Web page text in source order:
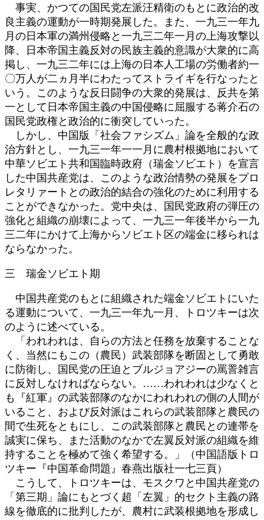
事実、かつての国民党左派汪精衛のもとに政治的改
良主義の運動が一時期発展した。また、一九三一年九
月の日本軍の満州侵略と一九三二年一月の上海攻撃以
降、日本帝国主義反対の民族主義的意識が大衆的に高
掲し、一九三二年には上海の日本人工場の労働者約一
〇万人が二ヵ月半にわたってストライギを行なったと
いう。このような反日闘争の大衆的発展は、反共を第
一として日本帝国主義の中国侵略に屈服する蒋介石の
国民党政権と政治的に衝突していった。
しかし、中国版「社会ファシズム」論を全般的な政
治方針とし、一九三一年一一月に農村根拠地において
中華ソビエト共和国臨時政府（瑞金ソビエト）を宣言
した中国共産党は、このような政治情勢の発展をプロ
レタリァートとの政治的結合の強化のために利用する
ことができなかった。党中央は、国民党政府の弾圧の
強化と組織の崩壊によって、一九三一年後半から一九
三二年にかけて上海からソビエト区の端金に移られは
ならなかった。
三 瑞金ソビエト期
中国共産党のもとに組織された端金ソビエトにいた
る運動について、一九三一年九一月、トロツキーは次
のように述べている。
「われわれは、自らの方法と任務を放棄することな
く、当然にもこの（農民）武装部隊を断固として勇敢
に防衛し、国民党の圧迫とブルジョアジーの罵詈雑言
に反対しなければならない。……われわれは少なくと
も『紅軍』の武装部隊のなかにわれわれの側の人間が
いること、および反対派はこれらの武装部隊と農民の
間で生死をともにし、この武装部隊と農民との連帯を
誠実に保ち、また活動のなかで左翼反対派の組織を維
持することを極めて強く希望する。」（中国語版トロ
ツキー『中国革命問題』春燕出版社一七三頁）
こうして、トロツキーは、モスクワと中国共産党の
「第三期」論にもとづく超「左翼」的セクト主義の路
線を徹底的に批判したが、農村に武装根拠地を形成し